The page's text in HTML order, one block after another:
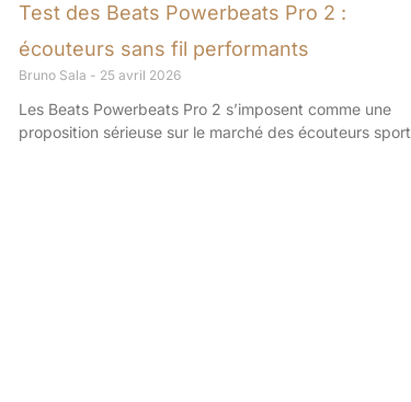
Test des Beats Powerbeats Pro 2 :
écouteurs sans fil performants
Bruno Sala 25 avril 2026
Les Beats Powerbeats Pro 2 s’imposent comme une
proposition sérieuse sur le marché des écouteurs sport